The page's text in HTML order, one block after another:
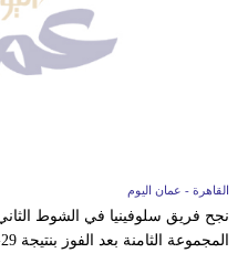
القاهرة - عمان اليوم
نجح فريق سلوفينيا في الشوط